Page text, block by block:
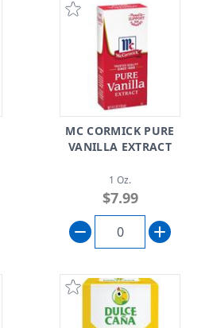
MC CORMICK PURE
VANILLA EXTRACT
1 Oz.
$7.99